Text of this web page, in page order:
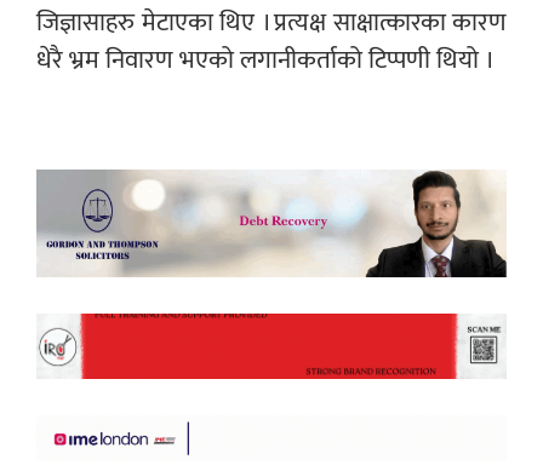
जिज्ञासाहरु मेटाएका थिए । प्रत्यक्ष साक्षात्कारका कारण
धेरै भ्रम निवारण भएको लगानीकर्ताको टिप्पणी थियो ।